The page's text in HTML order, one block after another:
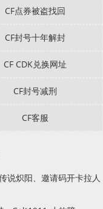
CF点券被盗找回
CF封号十年解封
CF CDK兑换网址
CF封号减刑
CF客服
说炽阳、邀请码开卡拉人